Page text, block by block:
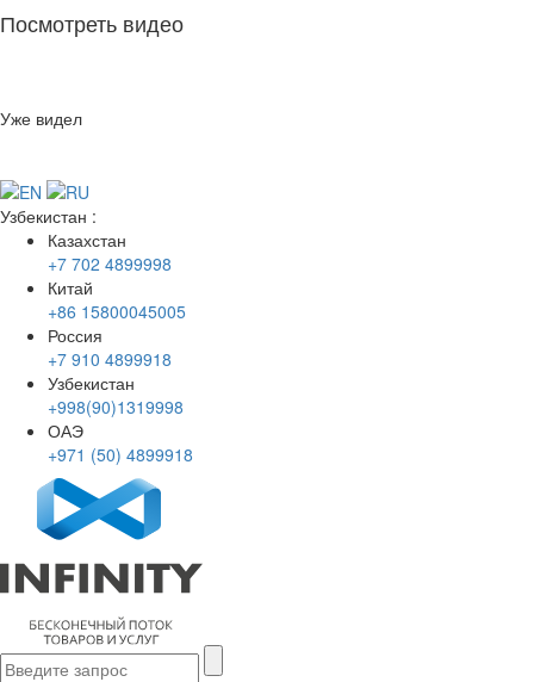
Посмотреть видео
Уже видел
Узбекистан :
Казахстан
+7 702 4899998
Китай
+86 15800045005
Россия
+7 910 4899918
Узбекистан
+998(90)1319998
ОАЭ
+971 (50) 4899918